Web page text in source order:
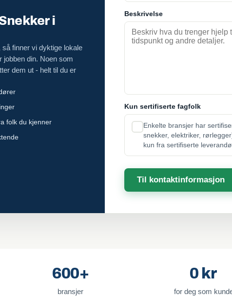
i
finner vi dyktige lokale
jobben din. Noen som
dem ut - helt til du er
folk du kjenner
Beskrivelse
Kun sertifiserte fagfolk
Enkelte bransjer har
snekker, elektriker,
kun fra sertifiserte
Til kontaktinformasjon
600+
bransjer
0 kr
for deg som